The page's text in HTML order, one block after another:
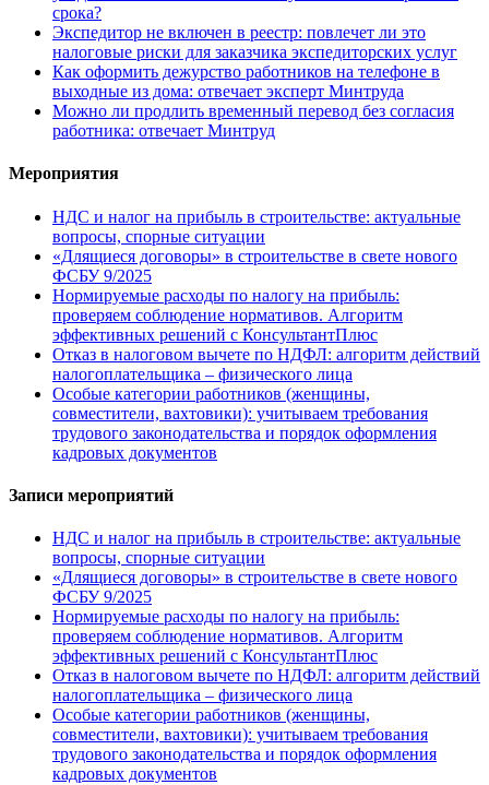
срока?
Экспедитор не включен в реестр: повлечет ли это
налоговые риски для заказчика экспедиторских услуг
Как оформить дежурство работников на телефоне в
выходные из дома: отвечает эксперт Минтруда
Можно ли продлить временный перевод без согласия
работника: отвечает Минтруд
Мероприятия
НДС и налог на прибыль в строительстве: актуальные
вопросы, спорные ситуации
«Длящиеся договоры» в строительстве в свете нового
ФСБУ 9/2025
Нормируемые расходы по налогу на прибыль:
проверяем соблюдение нормативов. Алгоритм
эффективных решений с КонсультантПлюс
Отказ в налоговом вычете по НДФЛ: алгоритм действий
налогоплательщика – физического лица
Особые категории работников (женщины,
совместители, вахтовики): учитываем требования
трудового законодательства и порядок оформления
кадровых документов
Записи мероприятий
НДС и налог на прибыль в строительстве: актуальные
вопросы, спорные ситуации
«Длящиеся договоры» в строительстве в свете нового
ФСБУ 9/2025
Нормируемые расходы по налогу на прибыль:
проверяем соблюдение нормативов. Алгоритм
эффективных решений с КонсультантПлюс
Отказ в налоговом вычете по НДФЛ: алгоритм действий
налогоплательщика – физического лица
Особые категории работников (женщины,
совместители, вахтовики): учитываем требования
трудового законодательства и порядок оформления
кадровых документов